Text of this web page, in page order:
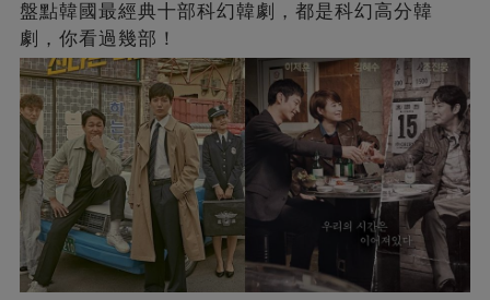
盤點韓國最經典十部科幻韓劇，都是科幻高分韓
劇，你看過幾部！